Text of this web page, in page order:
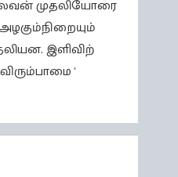
முதலியோரை
இளிவிற்
'